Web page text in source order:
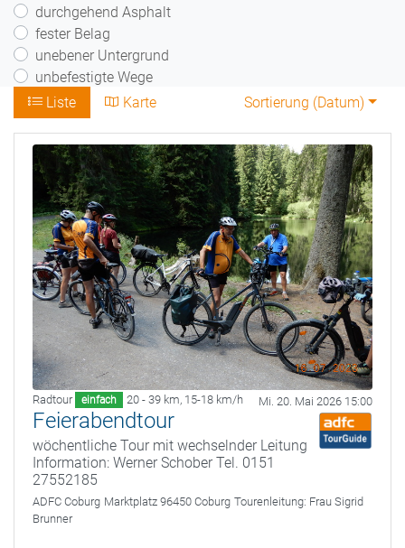
durchgehend Asphalt
fester Belag
unebener Untergrund
unbefestigte Wege
Liste
Karte Sortierung (Datum)
Radtour einfach 20 - 39 km, 15-18 km/h Mi. 20. Mai 2026 15:00
Feierabendtour
wöchentliche Tour mit wechselnder Leitung
Information: Werner Schober Tel. 0151
27552185
ADFC Coburg Marktplatz 96450 Coburg Tourenleitung: Frau Sigrid
Brunner